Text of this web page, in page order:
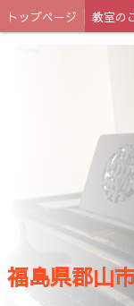
トップページ 教室の
福島県郡山